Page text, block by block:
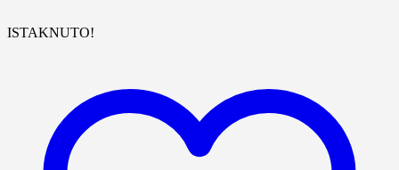
ISTAKNUTO!